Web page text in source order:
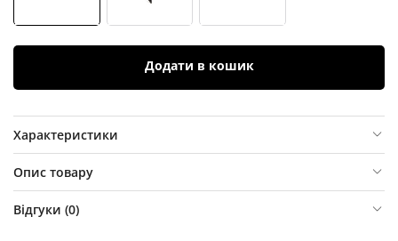
Додати в кошик
Характеристики
Опис товару
Відгуки (0)